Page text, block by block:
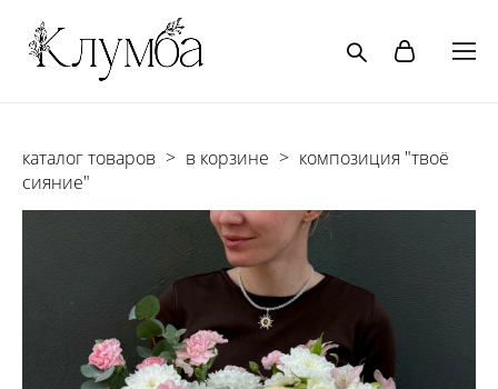
каталог товаров > в корзине > композиция "твоё
сияние"